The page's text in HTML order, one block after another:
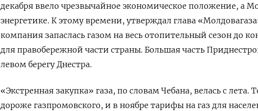
декабря ввело чрезвычайное экономическое положение, а
энергетике. К этому времени, утверждал глава
компания запаслась газом на весь отопительный сезон до
для правобережной части страны. Большая часть
левом берегу Днестра.
«Экстренная закупка» газа, по словам Чебана, велась с лета.
дороже газпромовского, и в ноябре тарифы на газ для